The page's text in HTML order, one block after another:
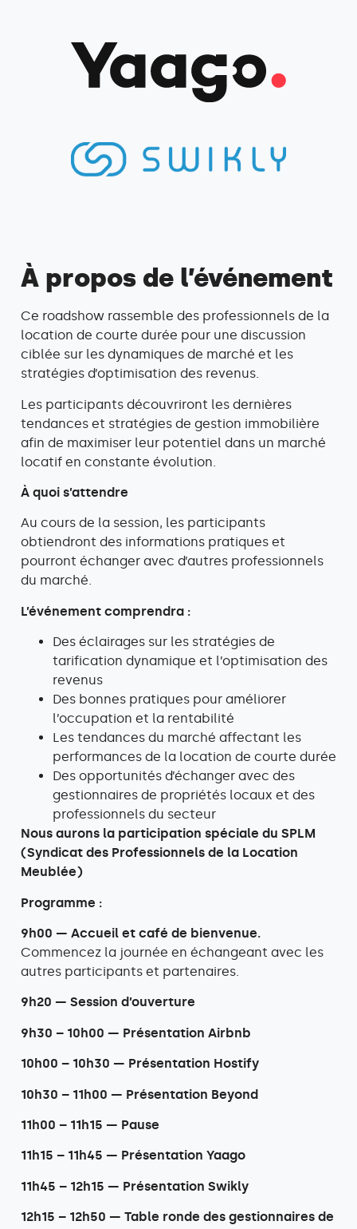
À propos de l’événement
Ce roadshow rassemble des professionnels de la
location de courte durée pour une discussion
ciblée sur les dynamiques de marché et les
stratégies d’optimisation des revenus.
Les participants découvriront les dernières
tendances et stratégies de gestion immobilière
afin de maximiser leur potentiel dans un marché
locatif en constante évolution.
À quoi s’attendre
Au cours de la session, les participants
obtiendront des informations pratiques et
pourront échanger avec d’autres professionnels
du marché.
L’événement comprendra :
Des éclairages sur les stratégies de
tarification dynamique et l’optimisation des
revenus
Des bonnes pratiques pour améliorer
l’occupation et la rentabilité
Les tendances du marché affectant les
performances de la location de courte durée
Des opportunités d’échanger avec des
gestionnaires de propriétés locaux et des
professionnels du secteur
Nous aurons la participation spéciale du SPLM
(Syndicat des Professionnels de la Location
Meublée)
Programme :
9h00 — Accueil et café de bienvenue.
Commencez la journée en échangeant avec les
autres participants et partenaires.
9h20 — Session d’ouverture
9h30 – 10h00 — Présentation Airbnb
10h00 – 10h30 — Présentation Hostify
10h30 – 11h00 — Présentation Beyond
11h00 – 11h15 — Pause
11h15 – 11h45 — Présentation Yaago
11h45 – 12h15 — Présentation Swikly
12h15 – 12h50 — Table ronde des gestionnaires de